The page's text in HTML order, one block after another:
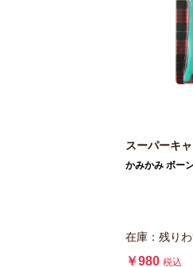
スーパーキ
かみかみ ボー
在庫：残り
￥980 税込